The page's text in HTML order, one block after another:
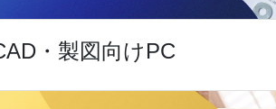
・製図向けPC